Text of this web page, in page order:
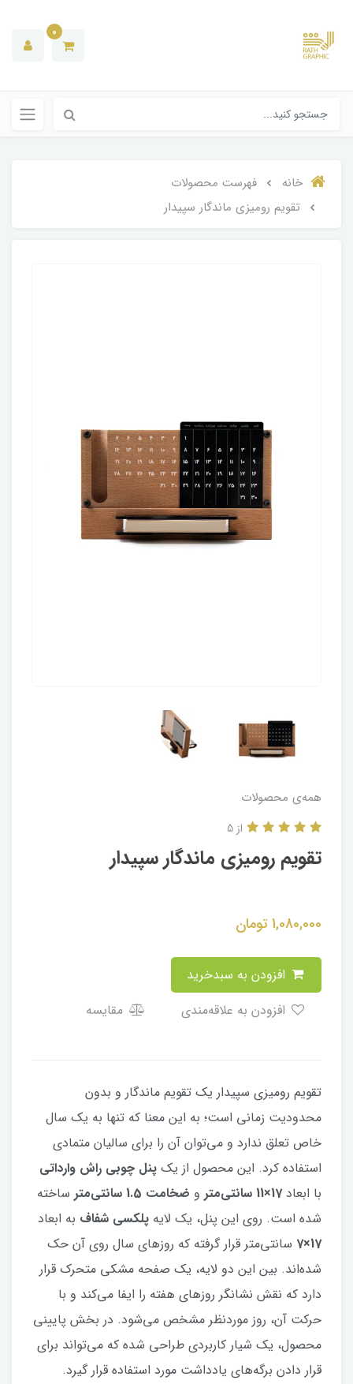
0
خانه
فهرست محصولات
تقویم رومیزی ماندگار سپیدار
همه‌ی محصولات
تقویم رومیزی ماندگار سپیدار
از 5
1,080,000 تومان
مقایسه
تقویم رومیزی سپیدار یک تقویم ماندگار و بدون
محدودیت زمانی است؛ به این معنا که تنها به یک سال
خاص تعلق ندارد و می‌توان آن را برای سالیان متمادی
استفاده کرد. این محصول از یک پنل چوبی راش وارداتی
با ابعاد17×11 سانتی‌متر و ضخامت 1.5 سانتی‌متر
ساخته
شده است. روی این پنل، یک لایه پلکسی شفاف به ابعاد
17×7
سانتی‌متر قرار گرفته که روزهای سال روی آن حک
شده‌اند. بین این دو لایه، یک صفحه مشکی متحرک قرار
دارد که نقش نشانگر روزهای هفته را ایفا می‌کند و با
حرکت آن، روز موردنظر مشخص می‌شود. در بخش پایینی
محصول، یک شیار کاربردی طراحی شده که می‌تواند برای
قرار دادن برگه‌های یادداشت مورد استفاده قرار گیرد.